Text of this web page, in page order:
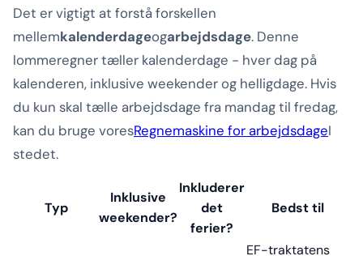
Det er vigtigt at forstå forskellen
mellemkalenderdageogarbejdsdage. Denne
lommeregner tæller kalenderdage - hver dag på
kalenderen, inklusive weekender og helligdage. Hvis
du kun skal tælle arbejdsdage fra mandag til fredag,
kan du bruge voresRegnemaskine for arbejdsdageI
stedet.
Typ
Inklusive
weekender?
Inkluderer
det
ferier?
Bedst til
EF-traktatens